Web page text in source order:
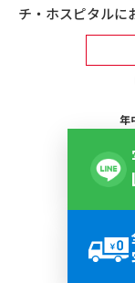
チ・ホスピタルに
年